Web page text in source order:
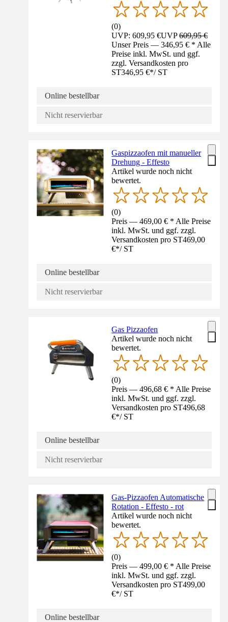
(0)
UVP: 609,95 €UVP609,95 €
Unser Preis — 346,95 € * Alle
Preise inkl. MwSt. und ggf.
zzgl. Versandkosten pro
ST346,95 €*/ ST
Online bestellbar
Nicht reservierbar
Gaspizzaofen mit manueller
Drehung - Effesto
Artikel wurde noch nicht
bewertet.
(0)
Preis — 469,00 € * Alle Preise
inkl. MwSt. und ggf. zzgl.
Versandkosten pro ST469,00
€*/ ST
Online bestellbar
Nicht reservierbar
Gas Pizzaofen
Artikel wurde noch nicht
bewertet.
(0)
Preis — 496,68 € * Alle Preise
inkl. MwSt. und ggf. zzgl.
Versandkosten pro ST496,68
€*/ ST
Online bestellbar
Nicht reservierbar
Gas-Pizzaofen Automatische
Rotation - Effesto - rot
Artikel wurde noch nicht
bewertet.
(0)
Preis — 499,00 € * Alle Preise
inkl. MwSt. und ggf. zzgl.
Versandkosten pro ST499,00
€*/ ST
Online bestellbar